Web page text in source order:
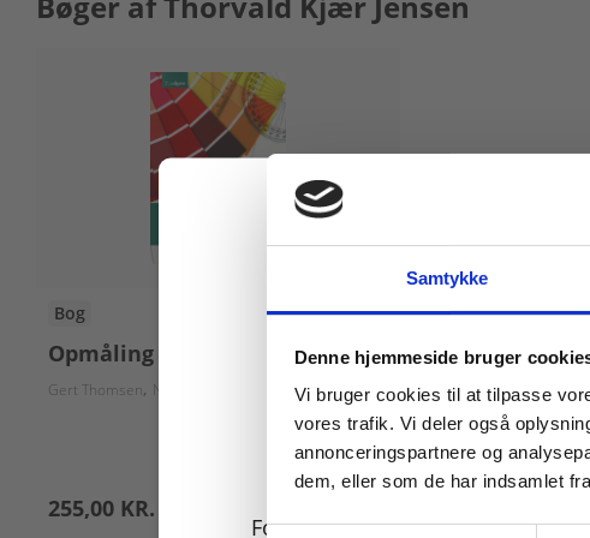
Samtykke
Denne hjemmeside bruger
Vi bruger cookies til at tilpasse
vores trafik. Vi deler også
annonceringspartnere og
dem, eller som de har indsamlet
Bog
Opmåling for bygningsmalere
Gert Thomsen Nina Ejs Thorvald Kjær Jensen Henning Thode
255,00 KR.
Køb læremidler og find
For privatkunder og